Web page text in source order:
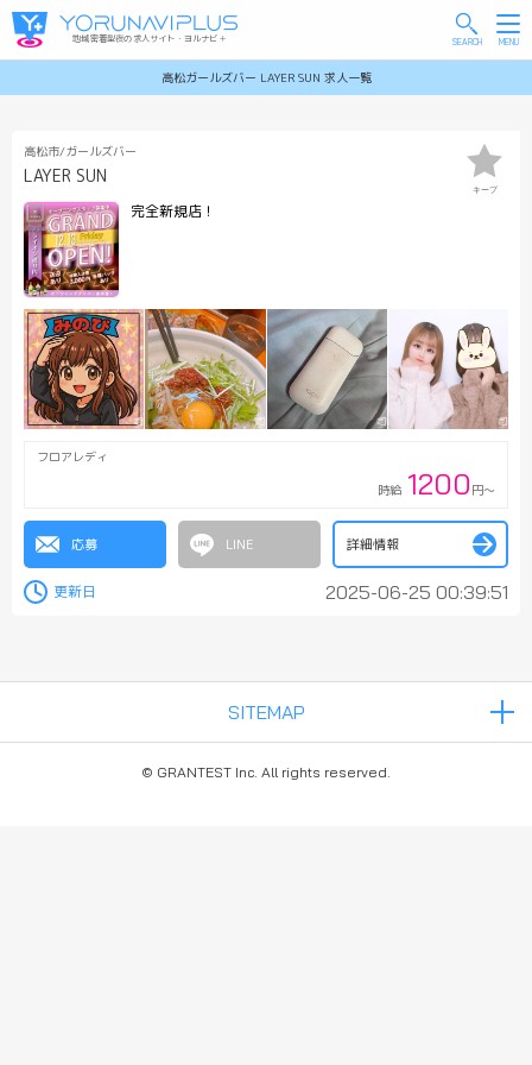
高松ガールズバー LAYER SUN 求人一覧
地域密着型夜の求人サイト・ヨルナビ＋
高松市/ガールズバー
LAYER SUN
キープ
完全新規店！
フロアレディ
時給 1200 円～
応募 詳細情報
2025-06-25 00:39:51
© GRANTEST Inc. All rights reserved.